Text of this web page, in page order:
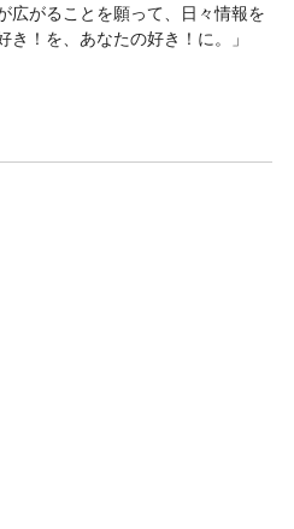
広がることを願って、日々情報を
き！を、あなたの好き！に。」